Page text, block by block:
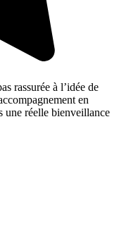
rassurée à l’idée de
en
une réelle bienveillance